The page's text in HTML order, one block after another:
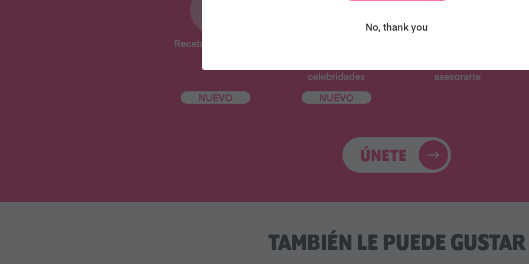
Recetas deliciosas
NUEVO
celebridades
NUEVO
asesorarte
ÚNETE
TAMBIÉN LE PUEDE GUSTAR
No, thank you